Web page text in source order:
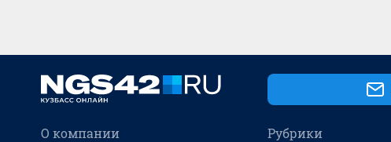
О компании Рубрики